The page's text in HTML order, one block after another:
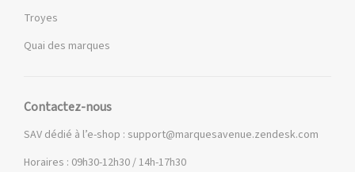
Troyes
Quai des marques
Contactez-nous
SAV dédié à l’e-shop : support@marquesavenue.zendesk.com
Horaires : 09h30-12h30 / 14h-17h30